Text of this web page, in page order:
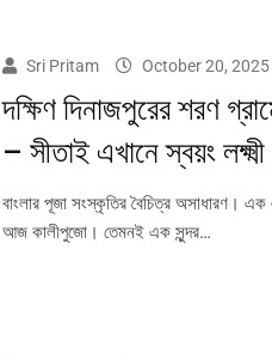
Sri Pritam October 20, 2025
দক্ষিণ দিনাজপুরের শরণ
– সীতাই এখানে স্বয়ং লক্ষ্মী
বাংলার পূজা সংস্কৃতির বৈচিত্র অসাধারণ।
আজ কালীপুজো। তেমনই এক সুন্দর…